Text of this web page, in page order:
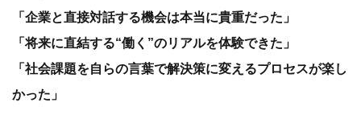
「企業と直接対話する機会は本当に貴重だった」
「将来に直結する“働く”のリアルを体験できた」
「社会課題を自らの言葉で解決策に変えるプロセスが楽し
かった」